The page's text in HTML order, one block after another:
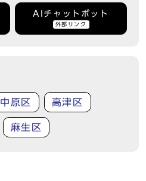
AIチャットボット
外部リンク
中原区 高津区
麻生区